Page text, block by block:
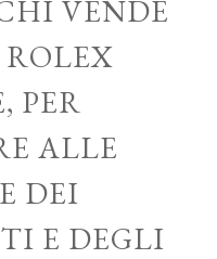
VENDE
PER
ALLE
DEI
E DEGLI